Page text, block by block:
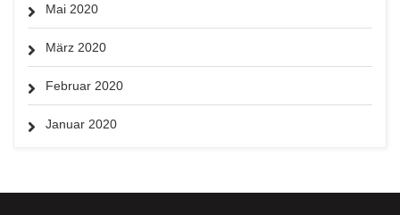
Mai 2020
März 2020
Februar 2020
Januar 2020